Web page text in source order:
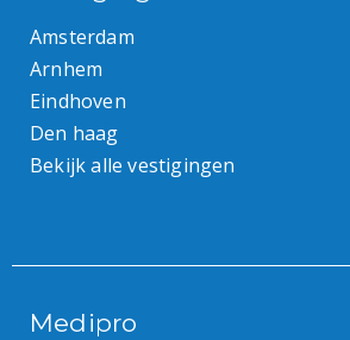
Amsterdam
Arnhem
Eindhoven
Den haag
Bekijk alle vestigingen
Medipro